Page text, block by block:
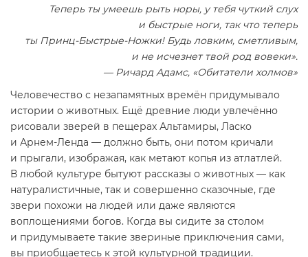
Теперь ты умеешь рыть норы, у тебя чуткий слух
и быстрые ноги, так что теперь
ты Принц-Быстрые-Ножки! Будь ловким, сметливым,
и не исчезнет твой род вовеки».
— Ричард Адамс, «Обитатели холмов»
Человечество с незапамятных времён придумывало
истории о животных. Ещё древние люди увлечённо
рисовали зверей в пещерах Альтамиры, Ласко
и Арнем-Ленда — должно быть, они потом кричали
и прыгали, изображая, как метают копья из атлатлей.
В любой культуре бытуют рассказы о животных — как
натуралистичные, так и совершенно сказочные, где
звери похожи на людей или даже являются
воплощениями богов. Когда вы сидите за столом
и придумываете такие звериные приключения сами,
вы приобщаетесь к этой культурной традиции.